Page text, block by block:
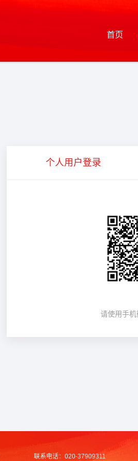
首页
个人用户登录
请使用手
联系电话： 020-37909311